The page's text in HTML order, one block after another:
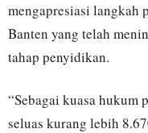
mengapresiasi langkah
Banten yang telah
tahap penyidikan.
“Sebagai kuasa hukum
seluas kurang lebih